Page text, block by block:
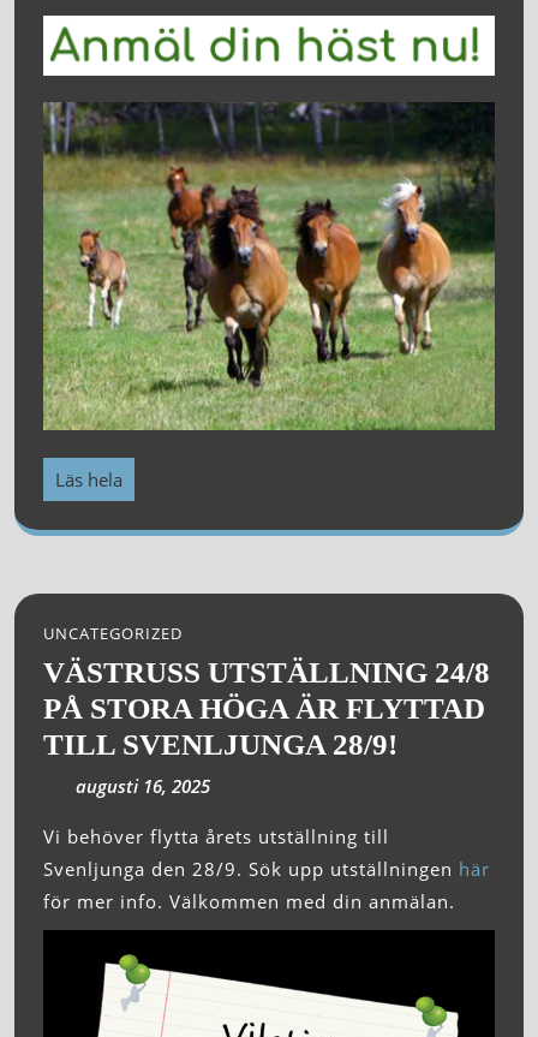
Läs hela
UNCATEGORIZED
VÄSTRUSS UTSTÄLLNING 24/8
PÅ STORA HÖGA ÄR FLYTTAD
TILL SVENLJUNGA 28/9!
augusti 16, 2025
Vi behöver flytta årets utställning till
Svenljunga den 28/9. Sök upp utställningen här
för mer info. Välkommen med din anmälan.